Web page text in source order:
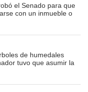
el Senado para que
con un inmueble o
de humedales
tuvo que asumir la